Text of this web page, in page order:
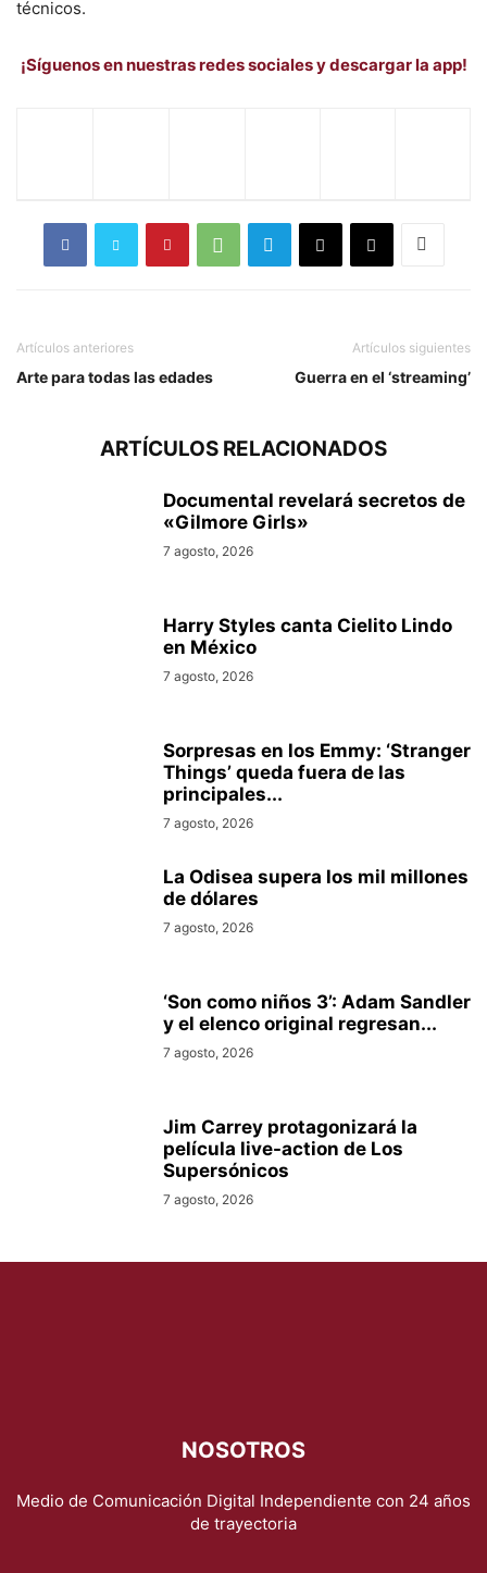
técnicos.
¡Síguenos en nuestras redes sociales y descargar la app!
Artículos anteriores
Arte para todas las edades
Artículos siguientes
Guerra en el ‘streaming’
ARTÍCULOS RELACIONADOS
Documental revelará secretos de
«Gilmore Girls»
7 agosto, 2026
Harry Styles canta Cielito Lindo
en México
7 agosto, 2026
Sorpresas en los Emmy: ‘Stranger
Things’ queda fuera de las
principales...
7 agosto, 2026
La Odisea supera los mil millones
de dólares
7 agosto, 2026
‘Son como niños 3’: Adam Sandler
y el elenco original regresan...
7 agosto, 2026
Jim Carrey protagonizará la
película live-action de Los
Supersónicos
7 agosto, 2026
NOSOTROS
Medio de Comunicación Digital Independiente con 24 años
de trayectoria